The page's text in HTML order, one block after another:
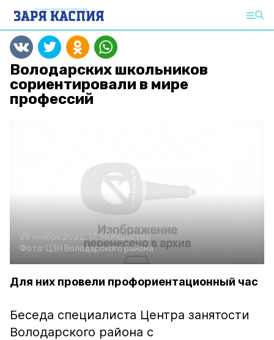
Володарских школьников
сориентировали в мире
профессий
29 ноября 2022, 17:14Общество
Фото: ЦЗН Володарского района
Для них провели профориентационный час
Беседа специалиста Центра занятости
Володарского района с